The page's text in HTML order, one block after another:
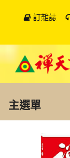
訂雜誌
主選單